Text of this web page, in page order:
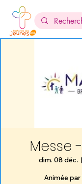
Messe
dim. 08 déc.
  |
Animée par